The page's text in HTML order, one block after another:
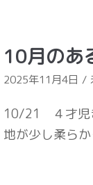
10月のあ
2025年11月4日
10/21 ４才児
地が少し柔ら